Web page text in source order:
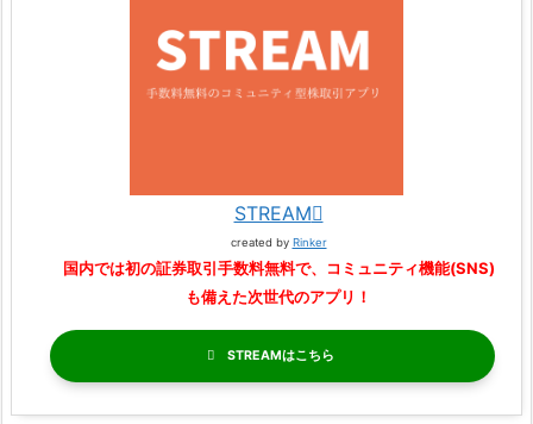
STREAM
created by Rinker
国内では初の証券取引手数料無料で、コミュニティ機能(SNS)
も備えた次世代のアプリ！
STREAM